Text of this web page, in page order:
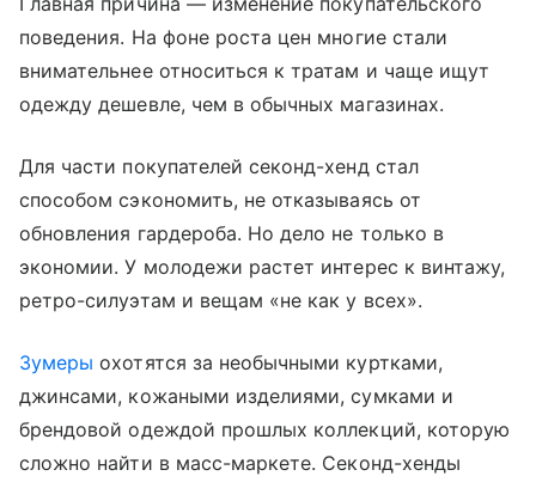
поведения. На фоне роста цен многие стали
внимательнее относиться к тратам и чаще ищут
одежду дешевле, чем в обычных магазинах.
Для части покупателей секонд-хенд стал
способом сэкономить, не отказываясь от
обновления гардероба. Но дело не только в
экономии. У молодежи растет интерес к винтажу,
ретро-силуэтам и вещам «не как у всех».
Зумеры охотятся за необычными куртками,
джинсами, кожаными изделиями, сумками и
брендовой одеждой прошлых коллекций, которую
сложно найти в масс-маркете. Секонд-хенды